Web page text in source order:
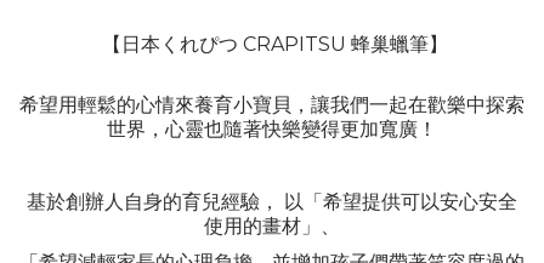
【日本くれぴつ CRAPITSU 蜂巢蠟筆】
希望用輕鬆的心情來養育小寶貝，讓我們一起在歡樂中探索
世界，心靈也隨著快樂變得更加寬廣！
基於創辦人自身的育兒經驗， 以「希望提供可以安心安全
使用的畫材」、